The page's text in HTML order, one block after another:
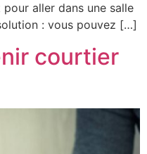
aller dans une salle
: vous pouvez […]
courtier